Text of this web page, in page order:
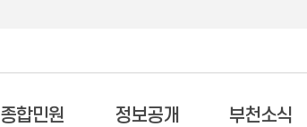
종합민원 정보공개 부천소식